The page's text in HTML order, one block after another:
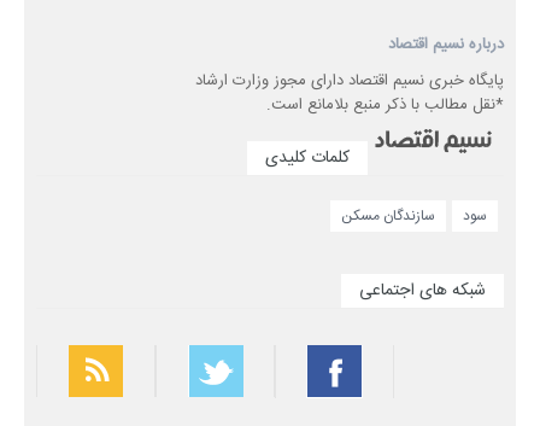
درباره نسیم اقتصاد
پایگاه خبری نسیم اقتصاد دارای مجوز وزارت ارشاد
*نقل مطالب با ذکر منبع بلامانع است.
کلمات کلیدی
سود سازندگان مسکن
شبکه های اجتماعی